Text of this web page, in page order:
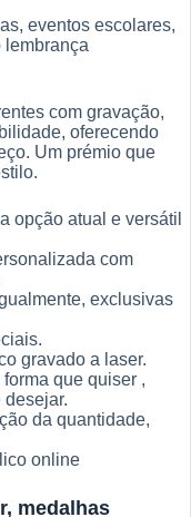
eventos escolares,
lembrança
com gravação,
oferecendo
Um prémio que
opção atual e versátil
com
exclusivas
gravado a laser.
que quiser ,
desejar.
da quantidade,
online
medalhas